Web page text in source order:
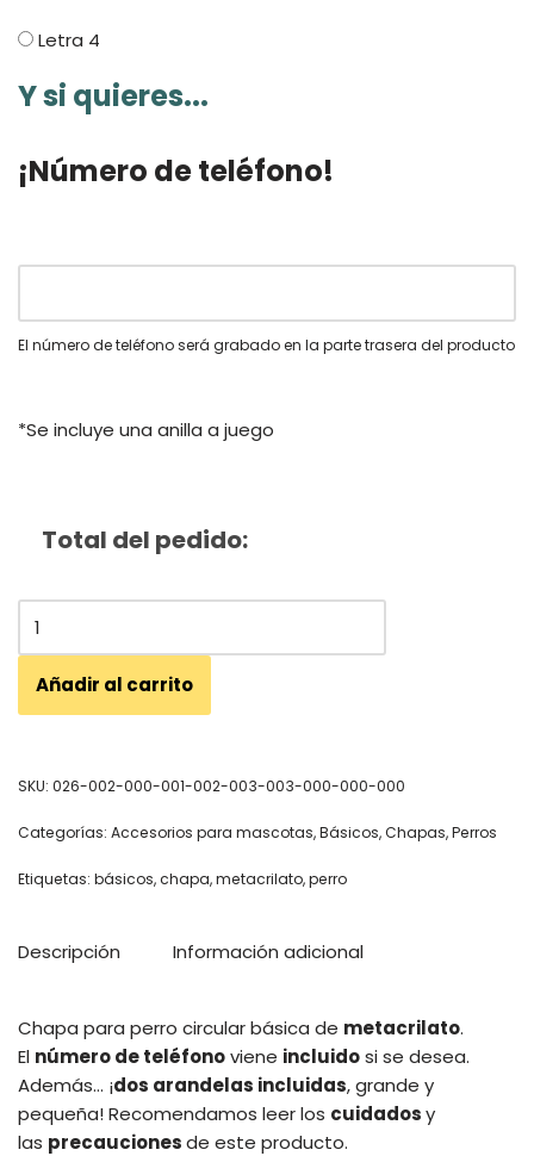
Letra 4
Y si quieres...
¡Número de teléfono!
El número de teléfono será grabado en la parte trasera del producto
*Se incluye una anilla a juego
Total del pedido:
Añadir al carrito
SKU: 026-002-000-001-002-003-003-000-000-000
Categorías: Accesorios para mascotas,Básicos,Chapas,Perros
Etiquetas: básicos,chapa,metacrilato,perro
Descripción Información adicional
Chapa para perro circular básica de metacrilato.
El número de teléfonoviene incluidosi se desea.
Además… ¡dos arandelas incluidas, grande y
pequeña!Recomendamos leer los cuidadosy
las precaucionesde este producto.